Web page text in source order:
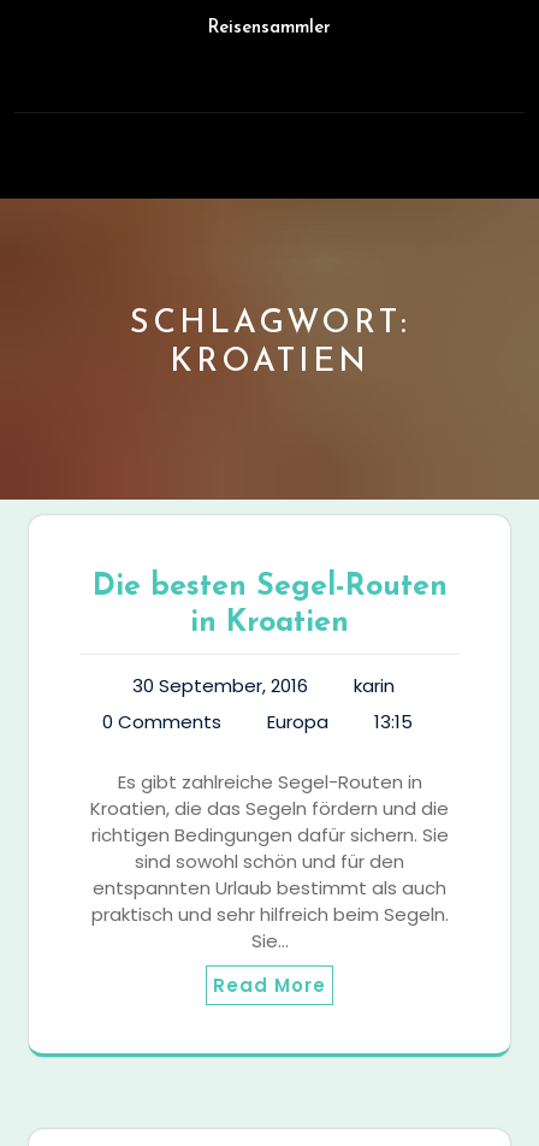
Reisensammler
Button
SCHLAGWORT:
KROATIEN
Die besten Segel-Routen
in Kroatien
30 September, 2016
karin
0 Comments
Europa 13:15
Es gibt zahlreiche Segel-Routen in
Kroatien, die das Segeln fördern und die
richtigen Bedingungen dafür sichern. Sie
sind sowohl schön und für den
entspannten Urlaub bestimmt als auch
praktisch und sehr hilfreich beim Segeln.
Sie…
Read More